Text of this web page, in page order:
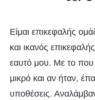
Είμαι επικεφαλής
και ικανός
εαυτό μου. Με το που
μικρό και αν ήταν,
υποθέσεις.